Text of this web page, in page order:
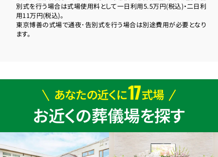
別式を行う場合は式場使用料として一日利用5.5万円(税込)・二日利
用11万円(税込)。
東京博善の式場で通夜･告別式を行う場合は別途費用が必要となり
ます。
あなたの近くに17式場
お近くの葬儀場を探す